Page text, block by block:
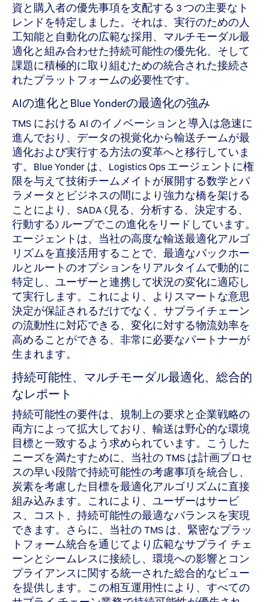
資と購入者の優先事項を支配する 3 つの主要なト
レンドを特定しました。それは、実行のための人
工知能と自動化の広範な採用、マルチモーダル最
適化と組み合わせた持続可能性の優先化、そして
課題に積極的に取り組むための統合された接続さ
れたプラットフォームの必要性です。
AIの進化とBlue Yonderの最適化の強み
TMS における AI のイノベーションと導入は急速に
進んでおり、データの視覚化から輸送チームが最
適化および実行する方法の変革へと移行していま
す。Blue Yonder は、Logistics Ops エージェントに権
限を与えて技術チームメイトが展開する数学とパ
ラメータとビジネスの間により強力な橋を架ける
ことにより、SADA (見る、分析する、決定する、
行動する) ループでこの進化をリードしています。
エージェントは、当社の高度な輸送最適化アルゴ
リズムを直接活用することで、最適なバックホー
ルとルートのオプションをリアルタイムで動的に
特定し、ユーザーと連携して状況の変化に適応し
て実行します。これにより、よりスマートな意思
決定が保証されるだけでなく、サプライチェーン
の流動性に対応できる、変化に対する物流効率を
高めることができる、非常に必要なパートナーが
生まれます。
持続可能性、マルチモーダル最適化、総合的
なレポート
持続可能性の要件は、規制上の要求と企業戦略の
両方によって拡大しており、輸送は野心的な環境
目標と一致するよう求められています。こうした
ニーズを満たすために、当社の TMS は計画プロセ
スの早い段階で持続可能性の考慮事項を統合し、
炭素を考慮した目標を最適化アルゴリズムに直接
組み込みます。これにより、ユーザーはサービ
ス、コスト、持続可能性の最適なバランスを実現
できます。さらに、当社の TMS は、緊密なプラッ
トフォーム統合を通じてより広範なサプライ チェ
ーンとシームレスに接続し、環境への影響とコン
プライアンスに関する統一された総合的なビュー
を提供します。この相互運用性により、すべての